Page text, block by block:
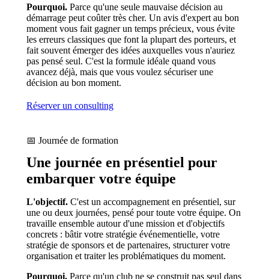
Pourquoi. Parce qu'une seule mauvaise décision au
démarrage peut coûter très cher. Un avis d'expert au bon
moment vous fait gagner un temps précieux, vous évite
les erreurs classiques que font la plupart des porteurs, et
fait souvent émerger des idées auxquelles vous n'auriez
pas pensé seul. C'est la formule idéale quand vous
avancez déjà, mais que vous voulez sécuriser une
décision au bon moment.
Réserver un consulting
📅 Journée de formation
Une journée en présentiel pour
embarquer votre équipe
L'objectif. C'est un accompagnement en présentiel, sur
une ou deux journées, pensé pour toute votre équipe. On
travaille ensemble autour d'une mission et d'objectifs
concrets : bâtir votre stratégie événementielle, votre
stratégie de sponsors et de partenaires, structurer votre
organisation et traiter les problématiques du moment.
Pourquoi. Parce qu'un club ne se construit pas seul dans